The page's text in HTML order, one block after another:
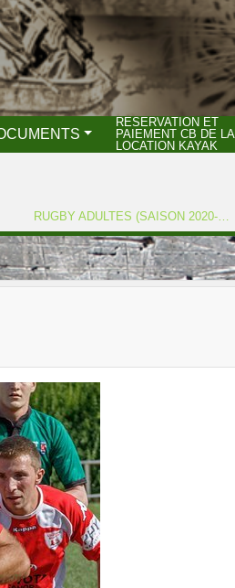
RESERVATION ET
PAIEMENT CB DE LA
LOCATION KAYAK
RUGBY ADULTES (SAISON 2020-2021)